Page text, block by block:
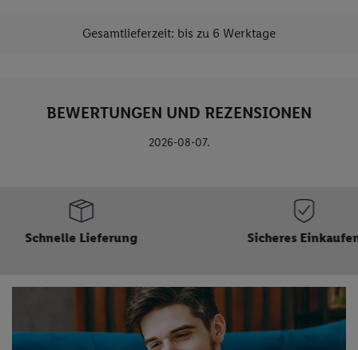
BEWERTUNGEN UND REZENSIONEN
2026-08-07.
Gesamtlieferzeit: bis zu 6 Werktage
Sicheres Einkaufen
Hochwertige